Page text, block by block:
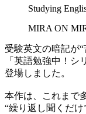
Studying
MIRA ON
受験英文の暗記が“
「英語勉強中！シ
登場しました。
本作は、これまで
“繰り返し聞くだ